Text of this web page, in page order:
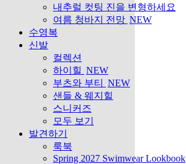
내추럴 컷팅 진을 변형하세요
여름 청바지 전망 NEW
수영복
신발
컬렉션
하이힐 NEW
부츠와 부티
NEW
샌들 & 웨지힐
스니커즈
모두 보기
발견하기
룩북
Spring 2027 Swimwear Lookbook